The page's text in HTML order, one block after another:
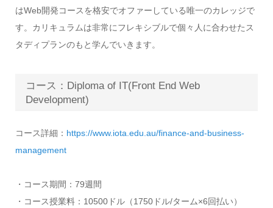
はWeb開発コースを格安でオファーしている唯一のカレッジで
す。カリキュラムは非常にフレキシブルで個々人に合わせたス
タディプランのもと学んでいきます。
コース：Diploma of IT(FrontEnd Web
Development)
コース詳細： https://www.iota.edu.au/finance-and-business-
management
・コース期間：79週間
・コース授業料：10500ドル（1750ドル/ターム×6回払い）